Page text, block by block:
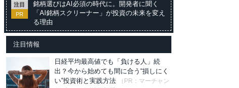
注目
PR
銘柄選びはAI必須の時代に。開発者に聞く
「AI銘柄スクリーナー」が投資の未来を変え
る理由
注目情報
日経平均最高値でも「負ける人」続
出？今から始めても間に合う“損しにく
い”投資術と実践方法
（PR：マーチャン